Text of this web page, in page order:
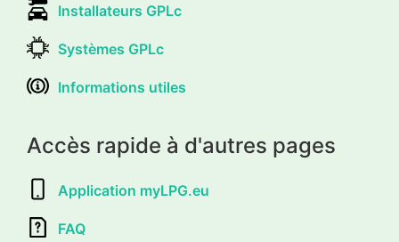
Installateurs GPLc
Systèmes GPLc
Informations utiles
Accès rapide à d'autres pages
Application myLPG.eu
FAQ